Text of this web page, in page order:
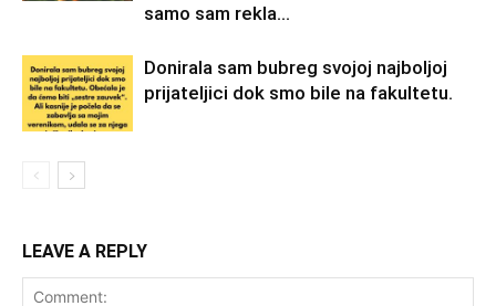
samo sam rekla...
Donirala sam bubreg svojoj najboljoj
prijateljici dok smo bile na fakultetu.
LEAVE A REPLY